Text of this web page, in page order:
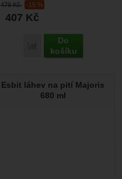
479Kč -15 %
407 Kč
Porovnat
Do
košíku
materiálu. Chrání...
Esbit láhev na pití Majoris
680 ml